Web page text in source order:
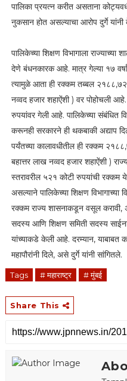
पालिका प्रयत्न करीत असताना
नुकसान होत असल्याचा आरोप दुर्गे
पालिकेच्या शिक्षण विभागाला
देणे बंधनकारक आहे. मात्र गेल्या १७
त्यामुळे आता ही रक्कम तब्बल
नव्वद हजार शहाऐंशी ) वर पोहोचली
रुपयांवर गेली आहे. पालिकेच्या संबंधित
करूनही सरकारने ही थकबाकी अद्याप
पर्यंतच्या कालावधीतील ही रक्कम
बहात्तर लाख नव्वद हजार शहाऐंशी )
स्तरावरील ५२१ कोटी रुपयांची रक्कम
असल्याने पालिकेच्या शिक्षण विभागाच्या
रक्कम राज्य शासनाकडून वसूल करावी,
सदस्य आणि शिक्षण समिती सदस्य
यांच्याकडे केली आहे. दरम्यान, याबाबत
महापौरांनी दिले, असे दुर्गे यांनी सांगितले.
Tags # महाराष्ट्र # मुंबई
Share This